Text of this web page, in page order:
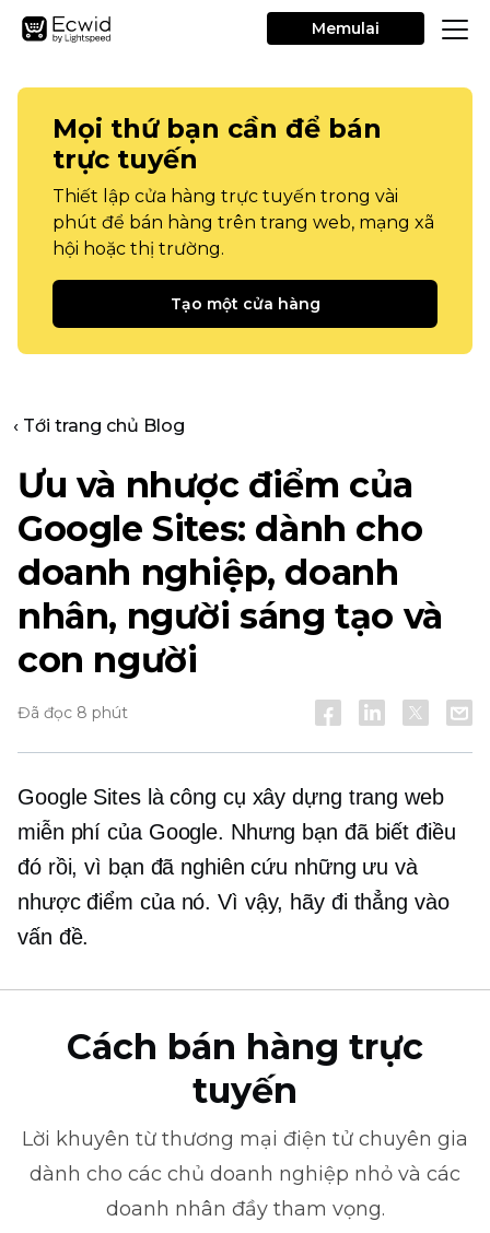
Memulai
Mọi thứ bạn cần để bán
trực tuyến
Thiết lập cửa hàng trực tuyến trong vài
phút để bán hàng trên trang web, mạng xã
hội hoặc thị trường.
Tạo một cửa hàng
‹ Tới trang chủ Blog
Ưu và nhược điểm của
Google Sites: dành cho
doanh nghiệp, doanh
nhân, người sáng tạo và
con người
Đã đọc 8 phút
Google Sites là công cụ xây dựng trang web
miễn phí của Google. Nhưng bạn đã biết điều
đó rồi, vì bạn đã nghiên cứu những ưu và
nhược điểm của nó. Vì vậy, hãy đi thẳng vào
vấn đề.
Cách bán hàng trực
tuyến
Lời khuyên từ thương mại điện tử chuyên gia
dành cho các chủ doanh nghiệp nhỏ và các
doanh nhân đầy tham vọng.